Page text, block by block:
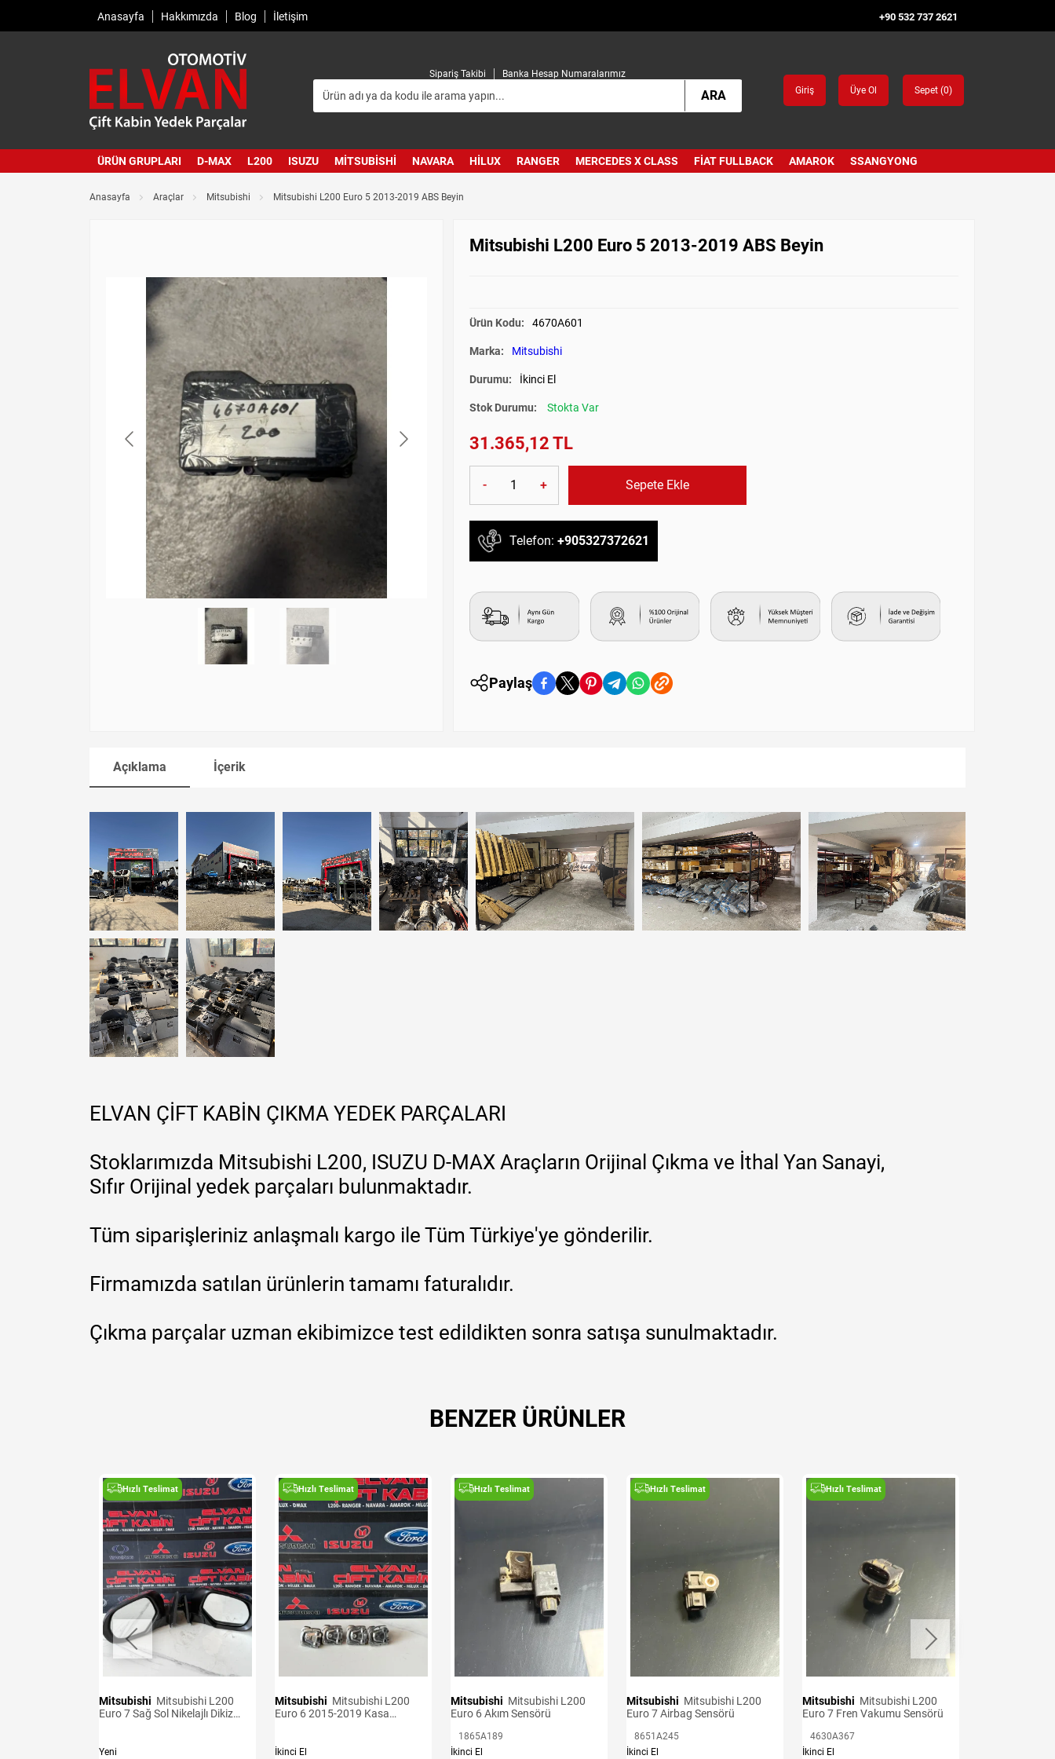
Anasayfa Hakkımızda Blog İletişim +90 532 737 2621
Sipariş Takibi Banka Hesap Numaralarımız
ARA Giriş Üye Ol Sepet (0)
ÜRÜN GRUPLARI D-MAX L200 ISUZU MITSUBISHI NAVARA HILUX RANGER MERCEDES X CLASS FIAT FULLBACK AMAROK SSANGYONG
Anasayfa Araçlar Mitsubishi Mitsubishi L200 Euro 5 2013-2019 ABS Beyin
Mitsubishi L200 Euro 5 2013-2019 ABS Beyin
Ürün Kodu: 4670A601
Marka: Mitsubishi
Durumu: İkinci El
Stok Durumu: Stokta Var
31.365,12 TL
- + Sepete Ekle
Telefon: +905327372621
Paylaş
Açıklama İçerik
ELVAN ÇİFT KABİN ÇIKMA YEDEK PARÇALARI
Stoklarımızda Mitsubishi L200, ISUZU D-MAX Araçların Orijinal Çıkma ve İthal Yan Sanayi,
Sıfır Orijinal yedek parçaları bulunmaktadır.
Tüm siparişleriniz anlaşmalı kargo ile Tüm Türkiye'ye gönderilir.
Firmamızda satılan ürünlerin tamamı faturalıdır.
Çıkma parçalar uzman ekibimizce test edildikten sonra satışa sunulmaktadır.
BENZER ÜRÜNLER
Hızlı Teslimat
Mitsubishi
Euro 7 Sağ Sol Nikelajlı Dikiz
Yeni
Hızlı Teslimat
Mitsubishi
Euro 6 2015-2019 Kasa
İkinci El
Hızlı Teslimat
Mitsubishi
Euro 6 Akım Sensörü
1865A189
İkinci El
Hızlı Teslimat
Mitsubishi
Euro 7 Airbag Sensörü
8651A245
İkinci El
Hızlı Teslimat
Mitsubishi
Euro 7 Fren Vakumu Sensörü
4630A367
İkinci El